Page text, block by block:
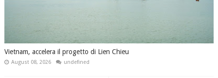
Vietnam, accelera il progetto di Lien Chieu
August 08, 2026 undefined